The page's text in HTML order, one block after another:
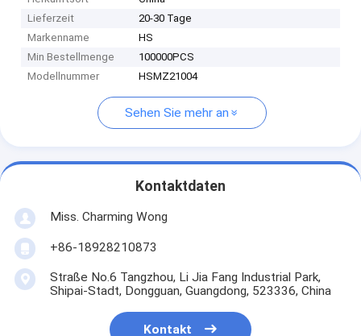
Lieferzeit
20-30 Tage
Markenname
HS
Min Bestellmenge
100000PCS
Modellnummer
HSMZ21004
Sehen Sie mehr an
Kontaktdaten
Miss. Charming Wong
+86-18928210873
Straße No.6 Tangzhou, Li Jia Fang Industrial Park,
Shipai-Stadt, Dongguan, Guangdong, 523336, China
Kontakt